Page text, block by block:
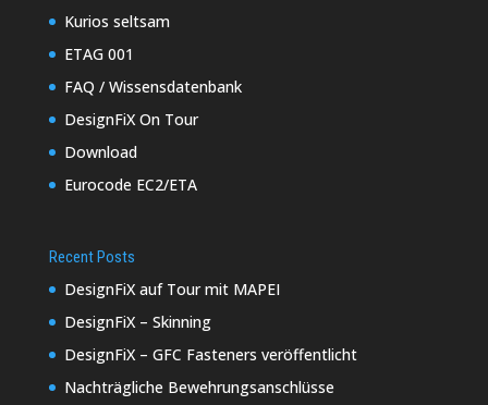
Kurios seltsam
ETAG 001
FAQ / Wissensdatenbank
DesignFiX On Tour
Download
Eurocode EC2/ETA
Recent Posts
DesignFiX auf Tour mit MAPEI
DesignFiX – Skinning
DesignFiX – GFC Fasteners veröffentlicht
Nachträgliche Bewehrungsanschlüsse